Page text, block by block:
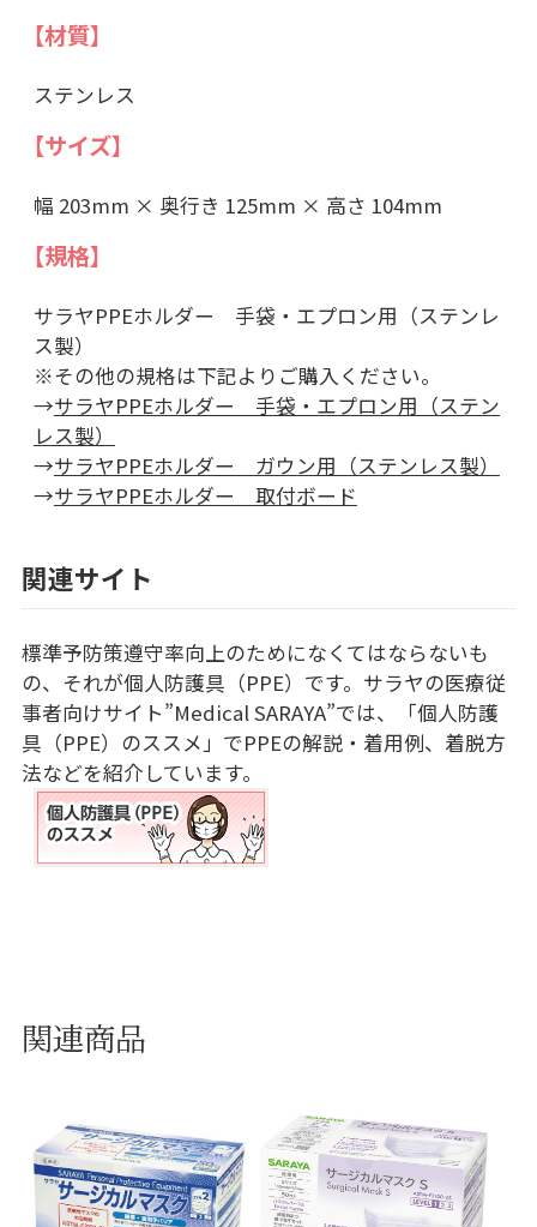
【材質】
ステンレス
【サイズ】
幅 203mm × 奥行き 125mm × 高さ 104mm
【規格】
サラヤPPEホルダー 手袋・エプロン用（ステンレ
ス製）
※その他の規格は下記よりご購入ください。
→サラヤPPEホルダー 手袋・エプロン用（ステン
レス製）
→サラヤPPEホルダー ガウン用（ステンレス製）
→サラヤPPEホルダー 取付ボード
関連サイト
標準予防策遵守率向上のためになくてはならないも
の、それが個人防護具（PPE）です。サラヤの医療従
事者向けサイト”Medical SARAYA”では、「個人防護
具（PPE）のススメ」でPPEの解説・着用例、着脱方
法などを紹介しています。
関連商品